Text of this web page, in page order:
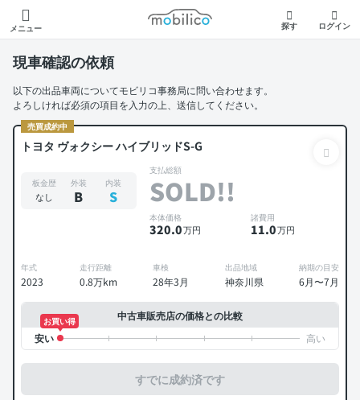
メニュー
モビリコ
探す ログイン
現車確認の依頼
以下の出品車両についてモビリコ事務局に問い合わせます。
よろしければ必須の項目を入力の上、送信してください。
売買成約中
トヨタ ヴォクシー ハイブリッドS-G
板金歴
なし
外装
B
内装
S
支払総額
SOLD!!
本体価格
320.0万円
諸費用
11.0万円
年式
2023
走行距離
0.8万km
車検
28年3月
出品地域
神奈川県
納期の目安
6月〜7月
中古車販売店の価格との比較
お買い得
すでに成約済です